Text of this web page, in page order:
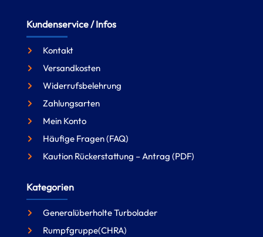
Kundenservice / Infos
Kontakt
Versandkosten
Widerrufsbelehrung
Zahlungsarten
Mein Konto
Häufige Fragen (FAQ)
Kaution Rückerstattung – Antrag (PDF)
Kategorien
Generalüberholte Turbolader
Rumpfgruppe(CHRA)